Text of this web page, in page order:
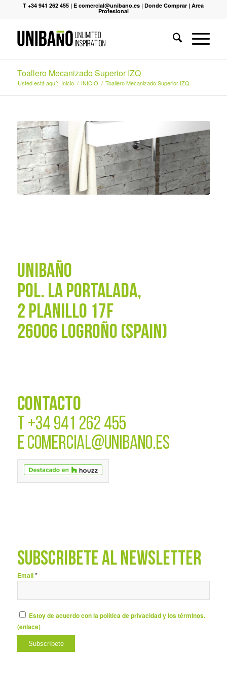
T +34 941 262 455 |E comercial@unibano.es |Donde Comprar |Area
Profesional
Toallero Mecanizado Superior IZQ
Usted está aquí: Inicio / INICIO / Toallero Mecanizado Superior IZQ
UNIBAÑO
POL. La Portalada,
2 PLANILLO 17F
26006 LOGROÑO (SPAIN)
CONTACTO
T +34 941 262 455
E COMERCIAL@UNIBANO.ES
SUBSCRÍBETE AL NEWSLETTER
Email*
Estoy de acuerdo con la política de privacidad y los términos.
(enlace)